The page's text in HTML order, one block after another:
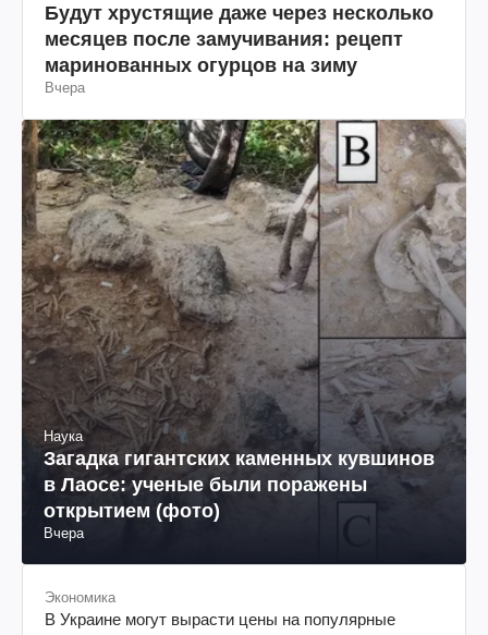
Будут хрустящие даже через несколько
месяцев после замучивания: рецепт
маринованных огурцов на зиму
Вчера
Наука
Загадка гигантских каменных кувшинов
в Лаосе: ученые были поражены
открытием (фото)
Вчера
Экономика
В Украине могут вырасти цены на популярные